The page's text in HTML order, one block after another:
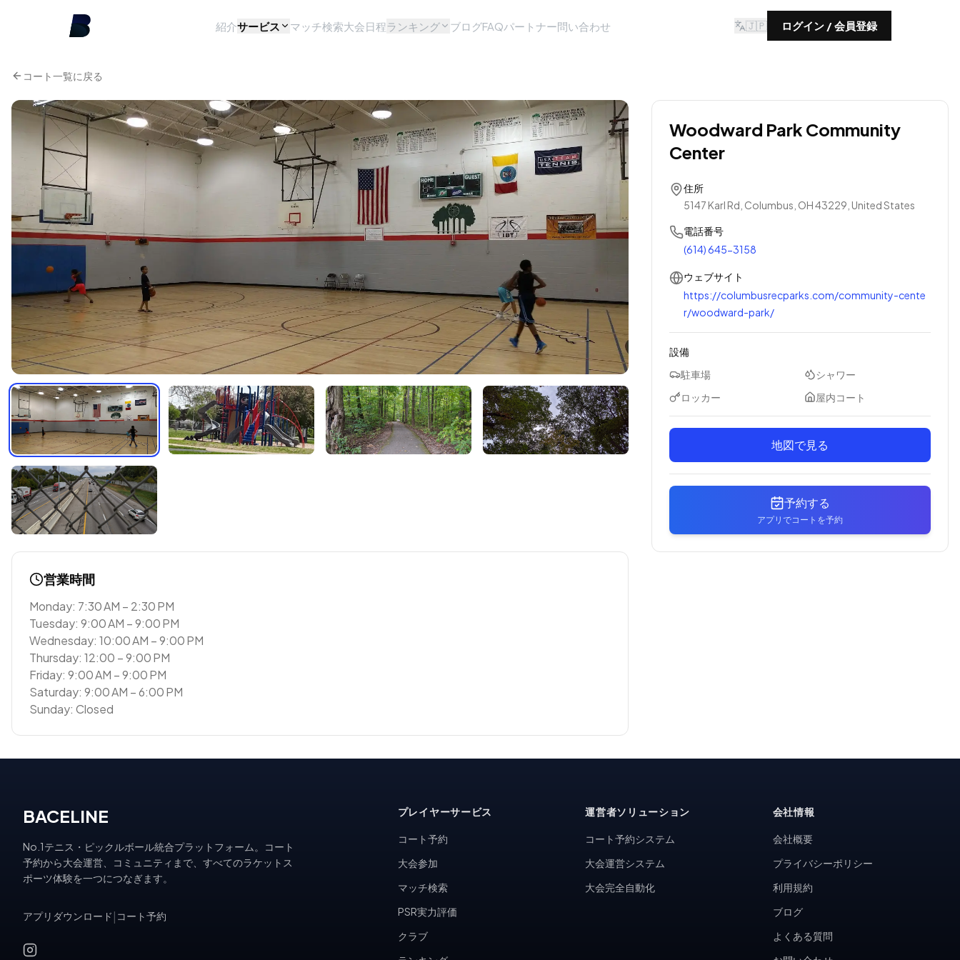
紹介サービス マッチ検索大会日程ランキング ブログFAQパートナー問い合わせ 🇯🇵 ログイン / 会員登録
コート一覧に戻る
営業時間
Monday: 7:30 AM – 2:30 PM
Tuesday: 9:00 AM – 9:00 PM
Wednesday: 10:00 AM – 9:00 PM
Thursday: 12:00 – 9:00 PM
Friday: 9:00 AM – 9:00 PM
Saturday: 9:00 AM – 6:00 PM
Sunday: Closed
Woodward Park Community
Center
住所
5147 Karl Rd, Columbus, OH 43229, United States
電話番号
(614) 645-3158
ウェブサイト
https://columbusrecparks.com/community-cente
r/woodward-park/
設備
駐車場
シャワー
ロッカー
屋内コート
地図で見る
予約する
アプリでコートを予約
BACELINE
No.1テニス・ピックルボール統合プラットフォーム。コート
予約から大会運営、コミュニティまで、すべてのラケットス
ポーツ体験を一つにつなぎます。
アプリダウンロード コート予約
プレイヤーサービス
コート予約
大会参加
マッチ検索
PSR実力評価
クラブ
運営者ソリューション
コート予約システム
大会運営システム
大会完全自動化
会社情報
会社概要
プライバシーポリシー
利用規約
ブログ
よくある質問